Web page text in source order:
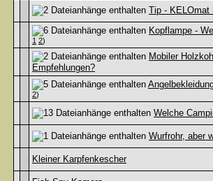
Tip - KELOmat
Kopflampe -
1 2)
Mobiler
Empfehlungen?
2)
Welche
Wurfrohr, aber
Kleiner Karpfenkescher